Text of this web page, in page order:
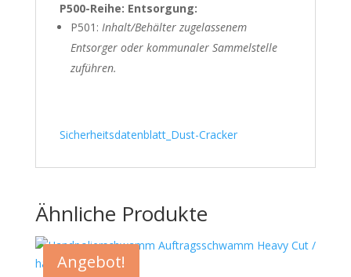
P500-Reihe: Entsorgung:
P501: Inhalt/Behälter zugelassenem
Entsorger oder kommunaler Sammelstelle
zuführen.
Sicherheitsdatenblatt_Dust-Cracker
Ähnliche Produkte
Angebot!